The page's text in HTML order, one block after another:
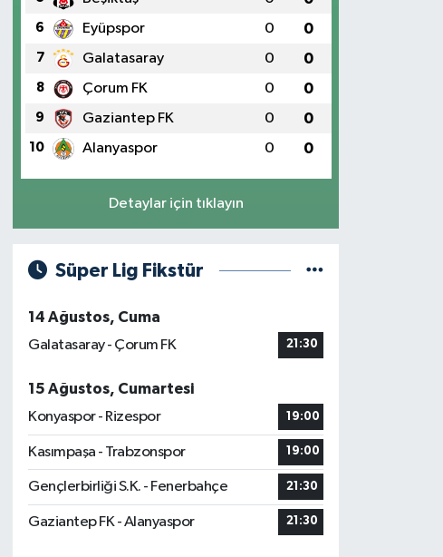
6 Eyüpspor 0 0
7 Galatasaray 0 0
8 Çorum FK 0 0
9 Gaziantep FK 0 0
10 Alanyaspor 0 0
Detaylar için tıklayın
Süper Lig Fikstür
14 Ağustos, Cuma
Galatasaray - Çorum FK
21:30
15 Ağustos, Cumartesi
Konyaspor - Rizespor
19:00
Kasımpaşa - Trabzonspor 19:00
Gençlerbirliği S.K. - Fenerbahçe 21:30
Gaziantep FK - Alanyaspor 21:30